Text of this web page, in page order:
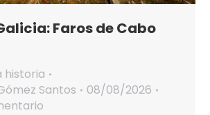
Faros de Cabo
historia
Santos
08/08/2026